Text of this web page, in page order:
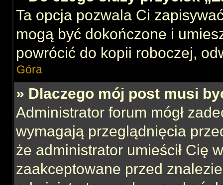
Ta opcja pozwala Ci
mogą być dokończone i
powrócić do kopii roboczej,
Góra
» Dlaczego mój post musi
Administrator forum mógł
wymagają przeglądnięcia
że administrator umieścił Cię
zaakceptowane przed